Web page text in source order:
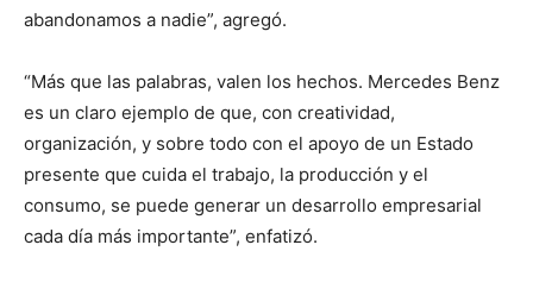
abandonamos a nadie”, agregó.
“Más que las palabras, valen los hechos. Mercedes Benz
es un claro ejemplo de que, con creatividad,
organización, y sobre todo con el apoyo de un Estado
presente que cuida el trabajo, la producción y el
consumo, se puede generar un desarrollo empresarial
cada día más importante”, enfatizó.